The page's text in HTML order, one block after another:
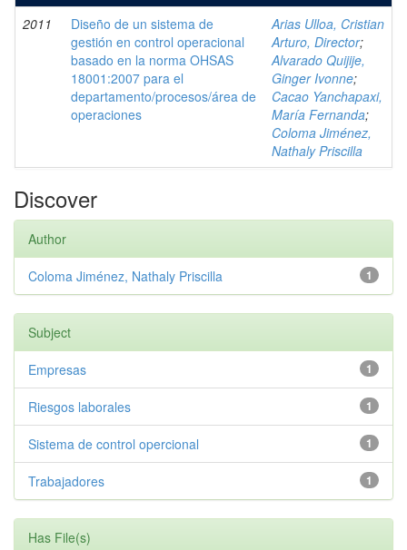
2011
Diseño de un sistema de
gestión en control operacional
basado en la norma OHSAS
18001:2007 para el
departamento/procesos/área de
operaciones
Arias Ulloa, Cristian
Arturo, Director;
Alvarado Quijije,
Ginger Ivonne;
Cacao Yanchapaxi,
María Fernanda;
Coloma Jiménez,
Nathaly Priscilla
Discover
Author
1
Coloma Jiménez, Nathaly Priscilla
Subject
1
Empresas
1
Riesgos laborales
1
Sistema de control opercional
1
Trabajadores
Has File(s)